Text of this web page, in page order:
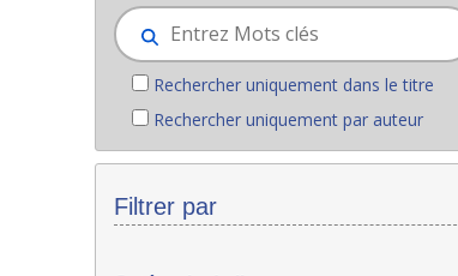
Rechercher uniquement dans le titre
Rechercher uniquement par auteur
Filtrer par